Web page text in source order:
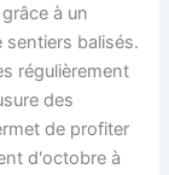
à un
sentiers balisés.
régulièrement
des
de profiter
d'octobre à